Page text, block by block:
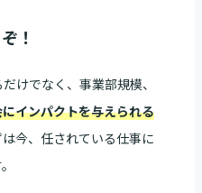
！
けでなく、事業部規模、
インパクトを与えられる
今、任されている仕事に